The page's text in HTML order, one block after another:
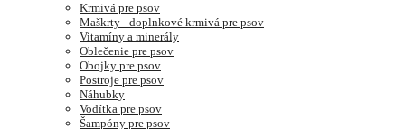
Krmivá pre psov
Maškrty - doplnkové krmivá pre psov
Vitamíny a minerály
Oblečenie pre psov
Obojky pre psov
Postroje pre psov
Náhubky
Vodítka pre psov
Šampóny pre psov